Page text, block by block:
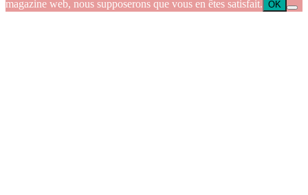
magazine web, nous supposerons que vous en êtes satisfait. OK